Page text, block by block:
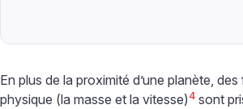
En plus de la proximité d’une planète, des
physique (la masse et la vitesse) 4 sont